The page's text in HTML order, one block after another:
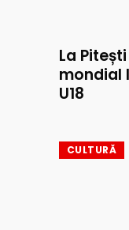
La
mondial
U18
CULTURĂ